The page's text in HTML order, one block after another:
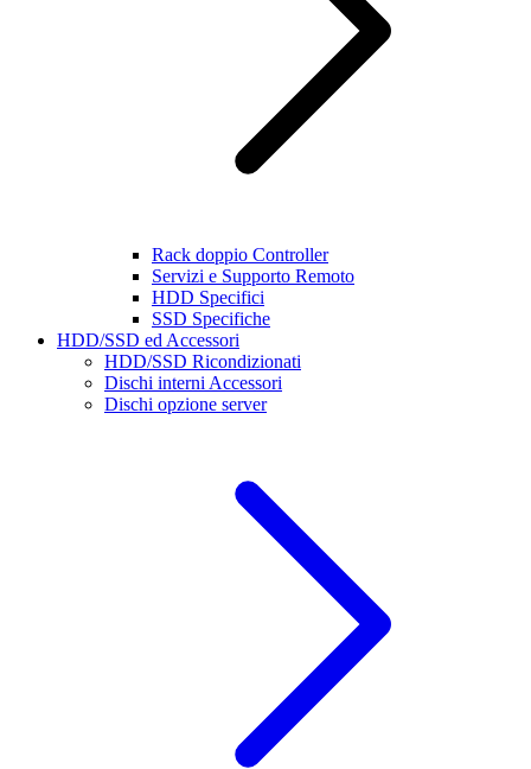
Rack doppio Controller
Servizi e Supporto Remoto
HDD Specifici
SSD Specifiche
HDD/SSD ed Accessori
HDD/SSD Ricondizionati
Dischi interni Accessori
Dischi opzione server